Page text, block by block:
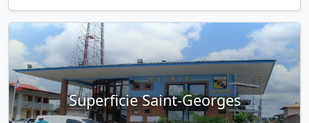
Superficie Saint-Georges